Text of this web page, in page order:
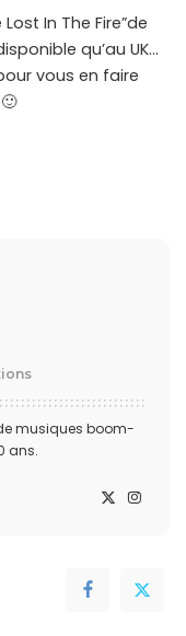
In The Fire”de
qu’au UK…
vous en faire
musiques boom-
ans.